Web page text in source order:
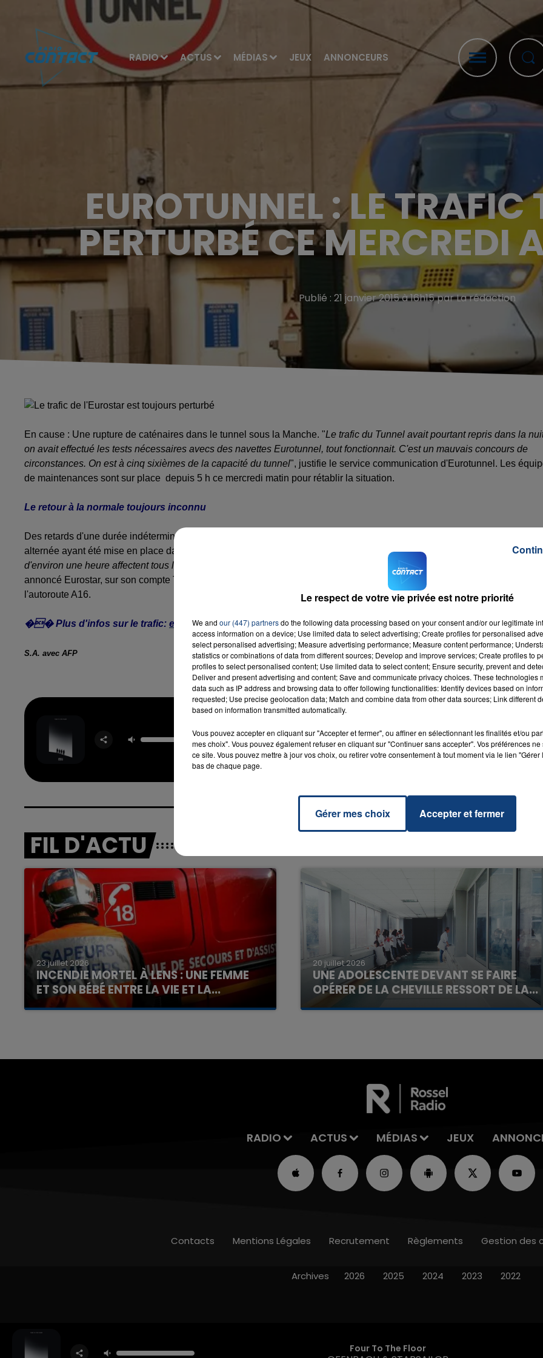
RADIO ACTUS MÉDIAS JEUX ANNONCEURS
EUROTUNNEL : LE
PERTURBÉ CE MERCREDI
Publié : 21 janvier 2015 à 16h15 par La rédaction
En cause : Une rupture de caténaires dans le tunnel sous la Manche. "Le trafic du Tunnel avait pourtant repris dans la
on avait effectué les tests nécessaires avecs des navettes Eurotunnel, tout fonctionnait. C'est un mauvais concours de
circonstances. On est à cinq sixièmes de la capacité du tunnel", justifie le service communication d'Eurotunnel. Les
de maintenances sont sur place depuis 5 h ce mercredi matin pour rétablir la situation.
Le retour à la normale toujours inconnu
Des retards d'une durée indéterminée sont à prévoir mais la circulation est possible dans les deux sens, une circulation
alternée ayant été mise en place dans le Tunnel. Aucune heure de retour à la normale n'est précisée. "
d'environ une heure affectent tous les services Eurostar à la suite de problèmes d'alimentation électrique
annoncé Eurostar, sur son compte Twitter.
Conséquence directe sur la route: plusieurs kilomètres de bouchon sur
l'autoroute A16.
�� Plus d'infos sur le trafic: eurotunnel.com
S.A. avec AFP
Floor
OFENBACH &
STARSAILOR
RADIO CONTACT
FIL D'ACTU
23 juillet 2026
INCENDIE MORTEL À LENS : UNE FEMME
ET SON BÉBÉ ENTRE LA VIE ET LA...
Un homme s'est immolé par le feu après avoir
20 juillet 2026
UNE ADOLESCENTE DEVANT SE FAIRE
OPÉRER DE LA CHEVILLE RESSORT DE LA...
La famille a porté plainte contre la clinique qui a
RADIO ACTUS MÉDIAS JEUX
Four To The Floor
Contacts Mentions Légales Recrutement Règlements Gestion des
Archives 2026 2025 2024 2023 2022
Le respect de votre vie privée est notre priorité
We and our (447) partnersdo the following data processing based on your consent and/or our legitimate
access information on a device; Use limited data to select advertising; Create profiles for personalised
select personalised advertising; Measure advertising performance; Measure content performance;
statistics or combinations of data from different sources; Develop and improve services; Create profiles to
profiles to select personalised content; Use limited data to select content; Ensure security, prevent and
Deliver and present advertising and content; Save and communicate privacy choices. These technologies
data such as IP address and browsing data to offer following functionalities: Identify devices based on
requested; Use precise geolocation data; Match and combine data from other data sources; Link different
based on information transmitted automatically.
Vous pouvez accepter en cliquant sur "Accepter et fermer", ou affiner en sélectionnant les finalités et/ou
mes choix". Vous pouvez également refuser en cliquant sur "Continuer sans accepter". Vos préférences
ce site. Vous pouvez mettre à jour vos choix, ou retirer votre consentement à tout moment via le lien
bas de chaque page.
Gérer mes choix Accepter et fermer